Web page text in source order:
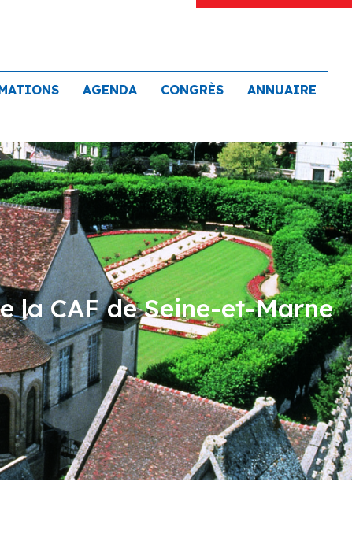
AGENDA CONGRÈS ANNUAIRE
la CAF de Seine-et-Marne